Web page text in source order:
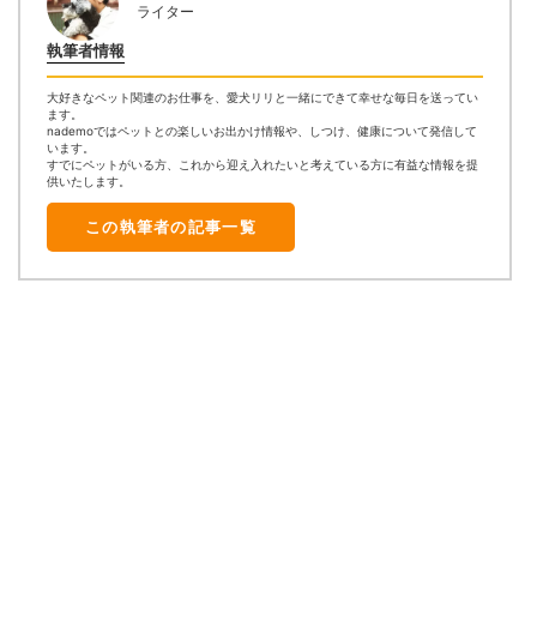
執筆者情報
ライター
大好きなペット関連のお仕事を、愛犬リリと一緒にできて幸せな毎日を送ってい
ます。
nademoではペットとの楽しいお出かけ情報や、しつけ、健康について発信して
います。
すでにペットがいる方、これから迎え入れたいと考えている方に有益な情報を提
供いたします。
この執筆者の記事一覧